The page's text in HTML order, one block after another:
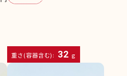
重さ(容器含む): 32 g